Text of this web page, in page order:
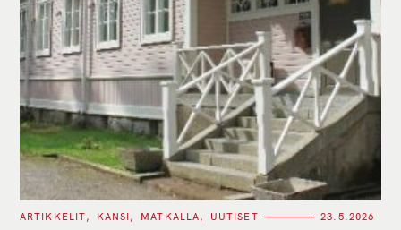
C
ARTIKKELIT KANSI MATKALLA UUTISET 23.5.2026